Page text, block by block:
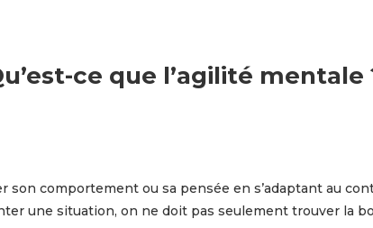
ce que l’agilité mentale
son comportement ou sa pensée en s’adaptant au
une situation, on ne doit pas seulement trouver la